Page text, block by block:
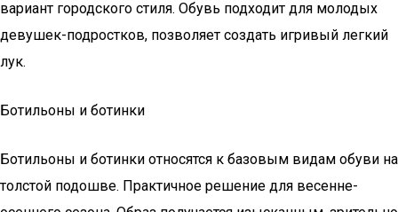
вариант городского стиля. Обувь подходит для молодых
девушек-подростков, позволяет создать игривый легкий
лук.
Ботильоны и ботинки
Ботильоны и ботинки относятся к базовым видам обуви на
толстой подошве. Практичное решение для весенне-